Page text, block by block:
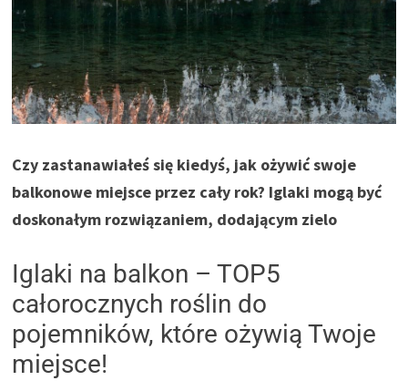
Czy zastanawiałeś się kiedyś, jak ożywić swoje
balkonowe miejsce przez cały rok? Iglaki mogą być
doskonałym rozwiązaniem, dodającym zielo
Iglaki na balkon – TOP5
całorocznych roślin do
pojemników, które ożywią Twoje
miejsce!